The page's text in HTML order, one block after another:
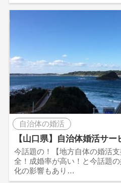
自治体の婚活
【山口県】自治体婚活サー
今話題の！【地方自体の婚活
全！成婚率が高い！と今話題
化の影響もあり…